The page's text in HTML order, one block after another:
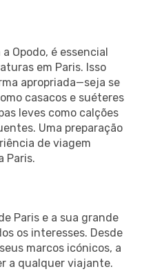
Opodo, é essencial
em Paris. Isso
apropriada—seja se
casacos e suéteres
leves como calções
Uma preparação
de viagem
Paris.
Paris e a sua grande
os interesses. Desde
marcos icónicos, a
a qualquer viajante.